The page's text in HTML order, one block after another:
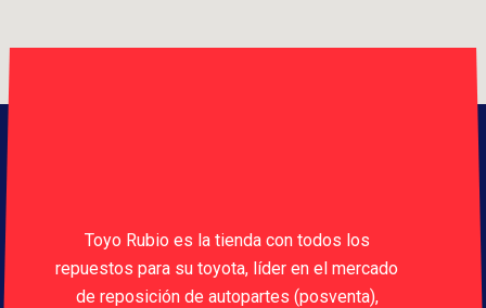
Toyo Rubio es la tienda con todos los
repuestos para su toyota, líder en el mercado
de reposición de autopartes (posventa),